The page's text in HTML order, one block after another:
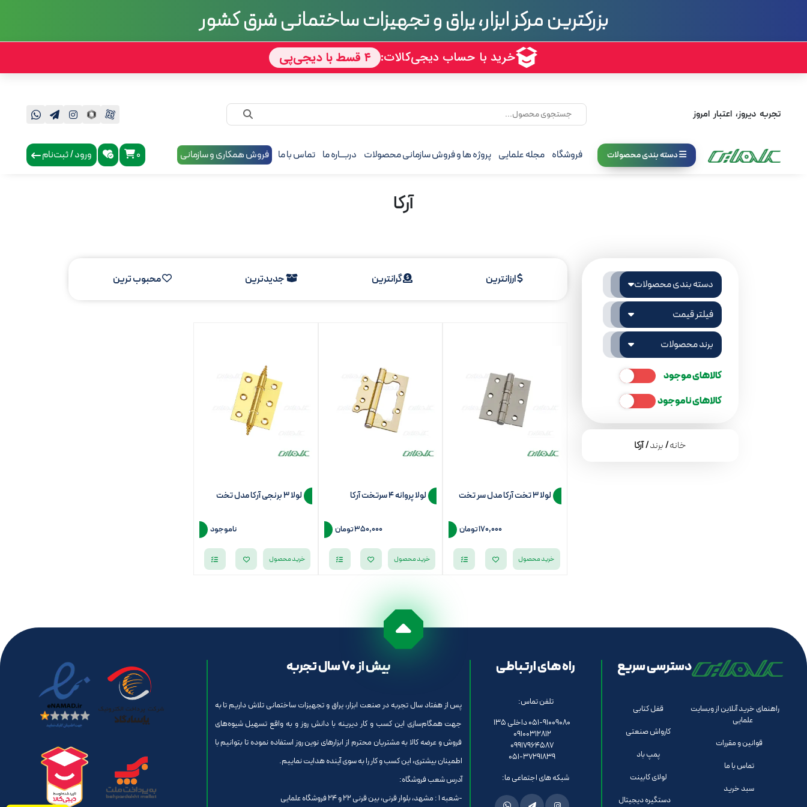
بزرگترین مرکز ابزار، یراق و تجهیزات ساختمانی شرق کشور
تجربه دیروز، اعتبار امروز
دسته بندی محصولات فروشگاه مجله علمایی پروژه ها و فروش سازمانی محصولات دربـــاره ما تماس با ما فروش همکاری و سازمانی 0 ورود / ثبت‌نام
آرکا
دسته بندی محصولات
فیلتر قیمت
برند محصولات
کالاهای موجود
کالاهای ناموجود
خانه/برند/ آرکا
ارزانترین گرانترین جدیدترین محبوب ترین
لولا 3 تخت آرکا مدل سر تخت
170,000 تومان
خرید محصول
لولا پروانه 4 سرتخت آرکا
350,000 تومان
خرید محصول
لولا 3 برنجی آرکا مدل تخت
ناموجود
خرید محصول
دسترسی سریع
راهنمای خرید آنلاین از وبسایت
علمایی
قوانین و مقررات
تماس با ما
سبد خرید
قفل کتابی
کارواش صنعتی
پمپ باد
لولای کابینت
دستگیره دیجیتال
راه های ارتباطی
تلفن تماس:
051-91009080 داخلی 135
09100312812
09917964587
051-37291839
شبکه های اجتماعی ما:
بیش از 70 سال تجربه
پس از هفتاد سال تجربه در صنعت ابزار، یراق و تجهیزات ساختمانی تلاش داریم تا به
جهت همگام‌سازی این کسب و کار دیرینه با دانش روز و به واقع تسهیل شیوه‌های
فروش و عرضه کالا به مشتریان محترم از ابزارهای نوین روز استفاده نموده تا بتوانیم با
اطمینان بیشتری، این کسب و کار را به سوی آینده هدایت نماییم.
آدرس شعب فروشگاه:
-شعبه 1 : مشهد، بلوار قرنی، بین قرنی 22 و 24 فروشگاه علمایی